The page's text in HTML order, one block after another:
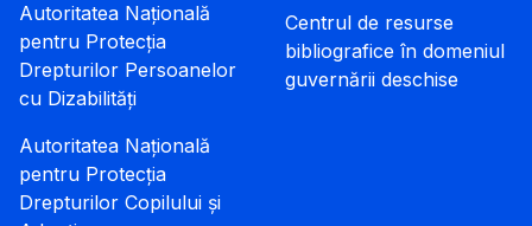
Autoritatea Națională
pentru Protecția
Drepturilor Persoanelor
cu Dizabilități
Autoritatea Națională
pentru Protecția
Drepturilor Copilului și
Centrul de resurse
bibliografice în domeniul
guvernării deschise